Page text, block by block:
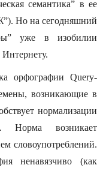
семантика” в ее
Но на сегодняшний
уже в изобилии
орфографии Query-
возникающие в
нормализации
Норма возникает
словоупотреблений.
ненавязчиво (как